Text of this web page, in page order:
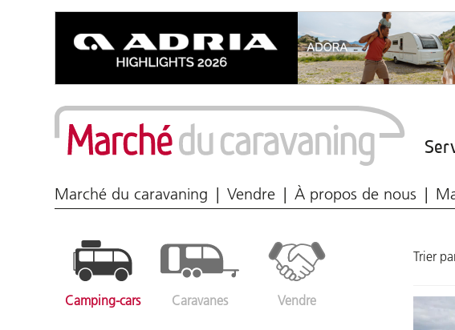
Marché du caravaning Vendre À propos de nous
Camping-cars Caravanes Vendre
Trier